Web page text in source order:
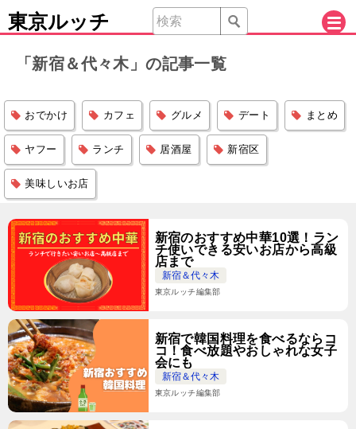
東京ルッチ
「新宿＆代々木」の記事一覧
おでかけ カフェ グルメ デート まとめ
ヤフー ランチ 居酒屋 新宿区
美味しいお店
新宿のおすすめ中華10選！ラン
チ使いできる安いお店から高級
店まで
新宿＆代々木
東京ルッチ編集部
新宿で韓国料理を食べるならコ
コ！食べ放題やおしゃれな女子
会にも
新宿＆代々木
東京ルッチ編集部